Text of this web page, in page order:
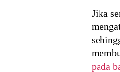
Jika
pada